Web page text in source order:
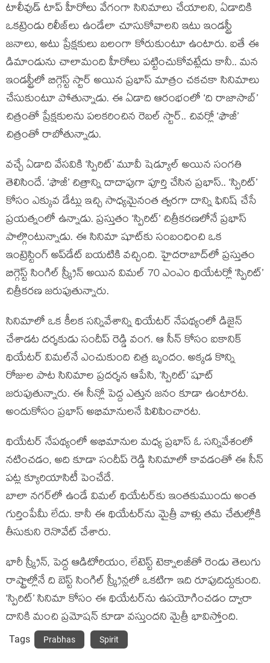
టాలీవుడ్ టాప్ హీరోలు వేగంగా సినిమాలు చేయాలని, ఏడాదికి
ఒకట్రెండు రిలీజ్‌లు ఉండేలా చూసుకోవాలని ఇటు ఇండస్ట్రీ
జనాలు, అటు ప్రేక్షకులు బలంగా కోరుకుంటూ ఉంటారు. ఐతే ఈ
డిమాండును చాలామంది హీరోలు పట్టించుకోవట్లేదు కానీ.. మన
ఇండస్ట్రీలో బిగ్గెస్ట్ స్టార్ అయిన ప్రభాస్ మాత్రం చకచకా సినిమాలు
చేసుకుంటూ పోతున్నాడు. ఈ ఏడాది ఆరంభంలో ‘ది రాజాసాబ్’
చిత్రంతో ప్రేక్షకులను పలకరించిన రెబల్ స్టార్.. చివర్లో ‘ఫౌజీ’
చిత్రంతో రాబోతున్నాడు.
వచ్చే ఏడాది వేసవికి ‘స్పిరిట్’ మూవీ షెడ్యూల్ అయిన సంగతి
తెలిసిందే. ‘ఫౌజీ’ చిత్రాన్ని దాదాపుగా పూర్తి చేసిన ప్రభాస్.. ‘స్పిరిట్’
కోసం ఎక్కువ డేట్లు ఇచ్చి సాధ్యమైనంత త్వరగా దాన్ని ఫినిష్ చేసే
ప్రయత్నంలో ఉన్నాడు. ప్రస్తుతం ‘స్పిరిట్’ చిత్రీకరణలోనే ప్రభాస్
పాల్గొంటున్నాడు. ఈ సినిమా షూట్‌కు సంబంధించి ఒక
ఇంట్రెస్టింగ్ అప్‌డేట్ బయటికి వచ్చింది. హైదరాబాద్‌లో ప్రస్తుతం
బిగ్గెస్ట్ సింగిల్ స్క్రీన్ అయిన విమల్ 70 ఎంఎం థియేటర్లో ‘స్పిరిట్’
చిత్రీకరణ జరుపుతున్నారు.
సినిమాలో ఒక కీలక సన్నివేశాన్ని థియేటర్ నేపథ్యంలో డిజైన్
చేశాడట దర్శకుడు సందీప్ రెడ్డి వంగ. ఆ సీన్ కోసం ఐకానిక్
థియేటర్ విమల్‌నే ఎంచుకుంది చిత్ర బృందం. అక్కడ కొన్ని
రోజుల పాట సినిమాల ప్రదర్శన ఆపేసి, ‘స్పిరిట్’ షూట్
జరుపుతున్నారు. ఈ సీన్లో పెద్ద ఎత్తున జనం కూడా ఉంటారట.
అందుకోసం ప్రభాస్ అభిమానులనే పిలిపించారట.
థియేటర్ నేపథ్యంలో అభిమానుల మధ్య ప్రభాస్ ఓ సన్నివేశంలో
నటించడం, అది కూడా సందీప్ రెడ్డి సినిమాలో కావడంతో ఈ సీన్
పట్ల క్యూరియాసిటీ పెంచేదే.
బాలా నగర్‌లో ఉండే విమల్ థియేటర్‌కు ఇంతకుముందు అంత
గుర్తింపేమీ లేదు. కానీ ఈ థియేటర్‌ను మైత్రీ వాళ్లు తమ చేతుల్లోకి
తీసుకుని రెనొవేట్ చేశారు.
భారీ స్క్రీన్, పెద్ద ఆడిటోరియం, లేటెస్ట్ టెక్నాలజీతో రెండు తెలుగు
రాష్ట్రాల్లోనే ది బెస్ట్ సింగిల్ స్క్రీన్లలో ఒకటిగా ఇది రూపుదిద్దుకుంది.
‘స్పిరిట్’ సినిమా కోసం ఈ థియేటర్‌ను ఉపయోగించడం ద్వారా
దానికి మంచి ప్రమోషన్ కూడా వస్తుందని మైత్రీ భావిస్తోంది.
Tags Prabhas Spirit